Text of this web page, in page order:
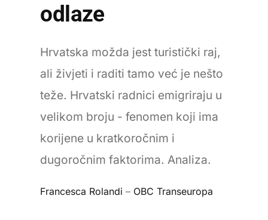
odlaze
Hrvatska možda jest turistički raj,
ali živjeti i raditi tamo već je nešto
teže. Hrvatski radnici emigriraju u
velikom broju - fenomen koji ima
korijene u kratkoročnim i
dugoročnim faktorima. Analiza.
Francesca Rolandi – OBC Transeuropa